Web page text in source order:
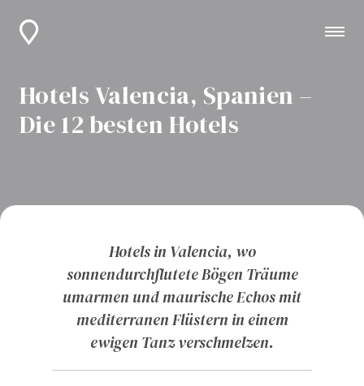
Hotels Valencia, Spanien –
Die 12 besten Hotels
Hotels in Valencia, wo
sonnendurchflutete Bögen Träume
umarmen und maurische Echos mit
mediterranen Flüstern in einem
ewigen Tanz verschmelzen.